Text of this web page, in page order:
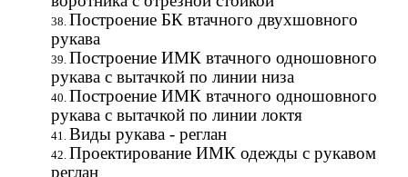
Построение БК втачного двухшовного
рукава
Построение ИМК втачного одношовного
рукава с вытачкой по линии низа
Построение ИМК втачного одношовного
рукава с вытачкой по линии локтя
Виды рукава - реглан
Проектирование ИМК одежды с рукавом
реглан